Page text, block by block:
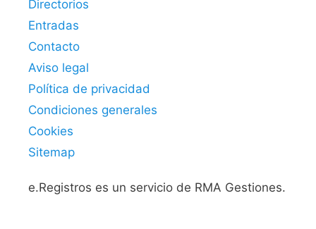
Directorios
Entradas
Contacto
Aviso legal
Política de privacidad
Condiciones generales
Cookies
Sitemap
e.Registros es un servicio de RMA Gestiones.